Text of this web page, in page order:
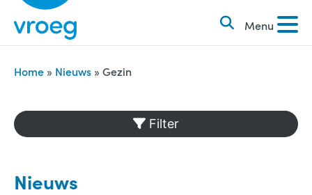
i
Menu
k
e
n
n
a
Home » Nieuws » Gezin
Filter
Nieuws